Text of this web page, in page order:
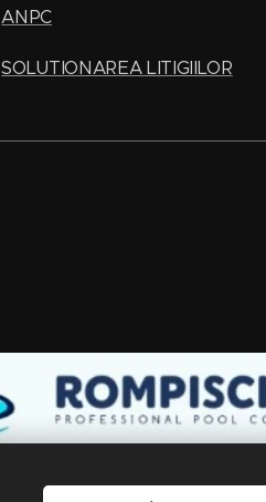
ANPC
SOLUTIONAREA LITIGIILOR